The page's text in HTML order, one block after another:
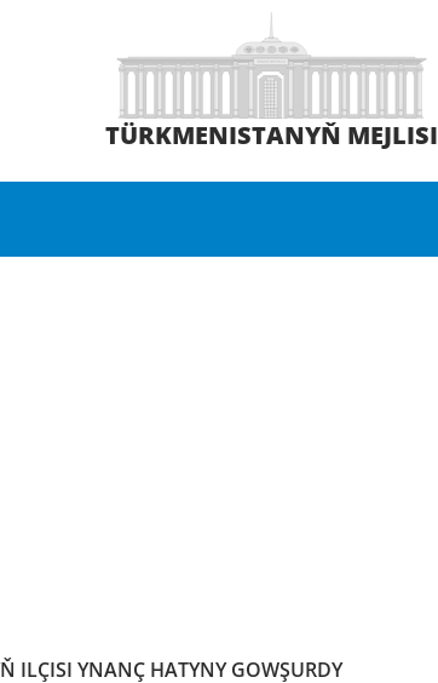
TÜRKMENISTANYŇ MEJLISI
ILÇISI YNANÇ HATYNY GOWŞURDY